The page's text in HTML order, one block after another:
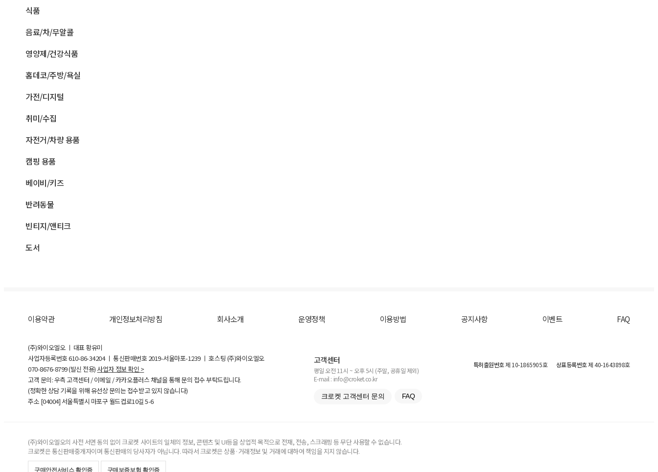
식품
음료/차/무알콜
영양제/건강식품
홈데코/주방/욕실
가전/디지털
취미/수집
자전거/차량 용품
캠핑 용품
베이비/키즈
반려동물
빈티지/앤티크
도서
이용약관 개인정보처리방침 회사소개 운영정책 이용방법 공지사항 이벤트 FAQ
(주)와이오엘오 ㅣ 대표 황유미
사업자등록번호610-86-34204ㅣ 통신판매번호 2019-서울마포-1239 ㅣ 호스팅 (주)와이오엘오
070-8676-8799 (발신 전용) 사업자 정보 확인 >
고객 문의: 우측 고객센터 / 이메일 / 카카오플러스 채널을 통해 문의 접수 부탁드립니다.
(정확한 상담 기록을 위해 유선상 문의는 접수받고 있지 않습니다)
주소 [04004] 서울특별시 마포구 월드컵로10길5-6
고객센터
평일 오전 11시 ~ 오후 5시 (주말, 공휴일 제외)
E-mail : info@croket.co.kr
크로켓 고객센터 문의 FAQ
특허출원번호제 10-1865905호 상표등록번호제 40-1643898호
(주)와이오엘오의 사전 서면 동의 없이 크로켓 사이트의 일체의 정보, 콘텐츠 및 UI등을 상업적 목적으로 전재, 전송, 스크래핑 등 무단 사용할 수 없습니다.
크로켓은 통신판매중개자이며 통신판매의 당사자가 아닙니다. 따라서 크로켓은 상품·거래정보 및 거래에 대하여 책임을 지지 않습니다.
구매안전서비스 확인증 구매보증보험 확인증